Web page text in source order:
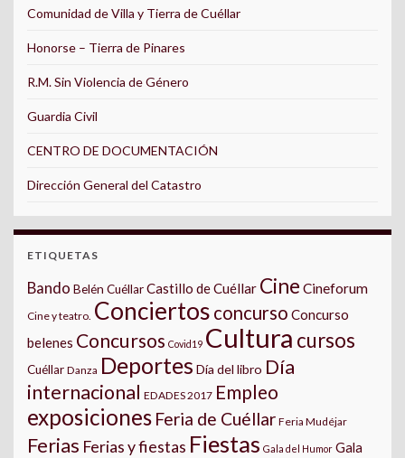
Comunidad de Villa y Tierra de Cuéllar
Honorse – Tierra de Pinares
R.M. Sin Violencia de Género
Guardia Civil
CENTRO DE DOCUMENTACIÓN
Dirección General del Catastro
ETIQUETAS
Bando Belén CuéllarCastillo de Cuéllar Cine Cineforum
Cine y teatro. Conciertos concurso Concurso
belenes Concursos Covid19 Cultura cursos
Cuéllar Danza Deportes Día del libro Día
internacional EDADES 2017 Empleo
exposiciones Feria de Cuéllar Feria Mudéjar
Ferias Ferias y fiestas Fiestas Gala del Humor Gala